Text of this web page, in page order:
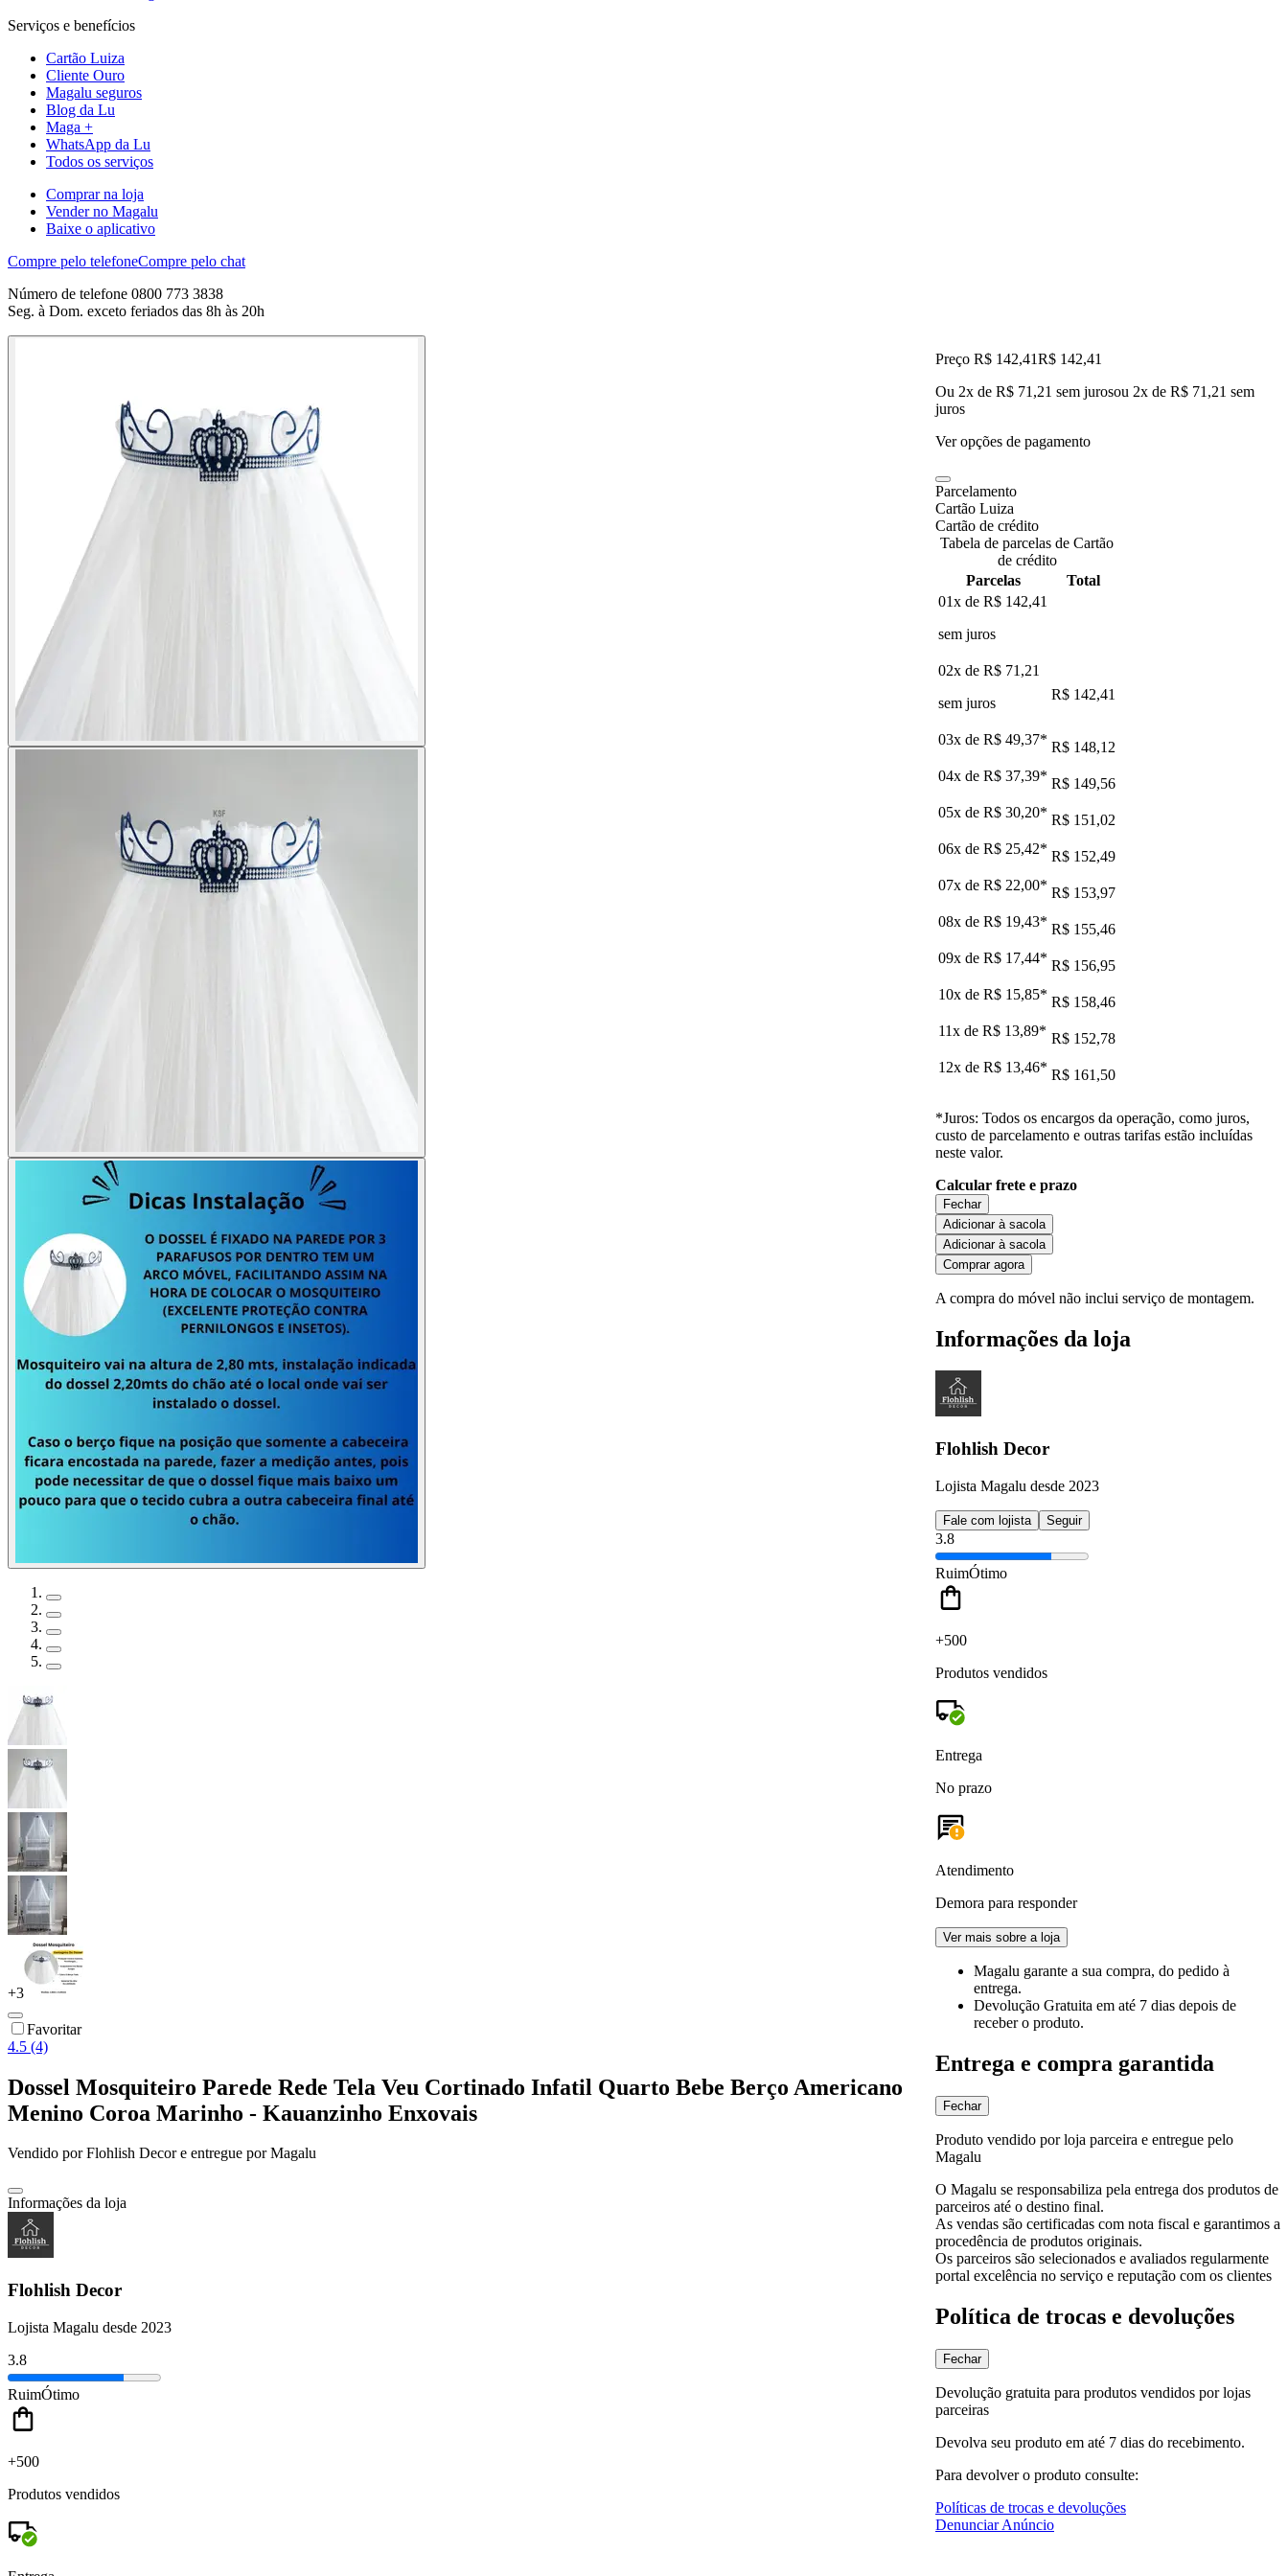
Serviços e benefícios
Cartão Luiza
Cliente Ouro
Magalu seguros
Blog da Lu
Maga +
WhatsApp da Lu
Todos os serviços
Comprar na loja
Vender no Magalu
Baixe o aplicativo
Compre pelo telefoneCompre pelo chat
Número de telefone 0800 773 3838
Seg. à Dom. exceto feriados das 8h às 20h
+3
Favoritar
4.5 (4)
Dossel Mosquiteiro Parede Rede Tela Veu Cortinado Infatil Quarto Bebe Berço Americano
Menino Coroa Marinho - Kauanzinho Enxovais
Vendido porFlohlish Decore entregue por Magalu
Informações da loja
Flohlish Decor
Lojista Magalu desde 2023
3.8
RuimÓtimo
+500
Produtos vendidos
Preço R$ 142,41R$ 142,41
Ou 2x de R$ 71,21 sem jurosou 2x de R$ 71,21 sem
juros
Ver opções de pagamento
Parcelamento
Cartão Luiza
Cartão de crédito
Tabela de parcelas de Cartão
de crédito
Parcelas
Total
01x de R$ 142,41
sem juros
02x de R$ 71,21
sem juros
R$ 142,41
03x de R$ 49,37* R$ 148,12
04x de R$ 37,39* R$ 149,56
05x de R$ 30,20* R$ 151,02
06x de R$ 25,42* R$ 152,49
07x de R$ 22,00* R$ 153,97
08x de R$ 19,43* R$ 155,46
09x de R$ 17,44* R$ 156,95
10x de R$ 15,85* R$ 158,46
11x de R$ 13,89* R$ 152,78
12x de R$ 13,46* R$ 161,50
*Juros: Todos os encargos da operação, como juros,
custo de parcelamento e outras tarifas estão incluídas
neste valor.
Calcular frete e prazo
Fechar
Adicionar à sacola
Adicionar à sacola
Comprar agora
A compra do móvel não inclui serviço de montagem.
Informações da loja
Flohlish Decor
Lojista Magalu desde 2023
Fale com lojista Seguir
3.8
RuimÓtimo
+500
Produtos vendidos
Entrega
No prazo
Atendimento
Demora para responder
Ver mais sobre a loja
Magalu garante a sua compra, do pedido à
entrega.
Devolução Gratuita em até 7 dias depois de
receber o produto.
Entrega e compra garantida
Fechar
Produto vendido por loja parceira e entregue pelo
Magalu
O Magalu se responsabiliza pela entrega dos produtos de
parceiros até o destino final.
As vendas são certificadas com nota fiscal e garantimos a
procedência de produtos originais.
Os parceiros são selecionados e avaliados regularmente
portal excelência no serviço e reputação com os clientes
Política de trocas e devoluções
Fechar
Devolução gratuita para produtos vendidos por lojas
parceiras
Devolva seu produto em até 7 dias do recebimento.
Para devolver o produto consulte:
Políticas de trocas e devoluções
Denunciar Anúncio